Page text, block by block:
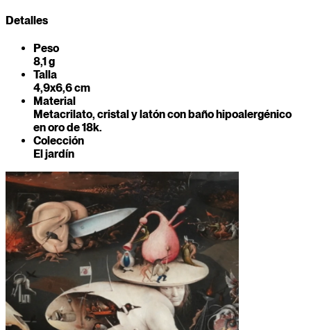
Detalles
Peso
8,1 g
Talla
4,9x6,6 cm
Material
Metacrilato, cristal y latón con baño hipoalergénico
en oro de 18k.
Colección
El jardín